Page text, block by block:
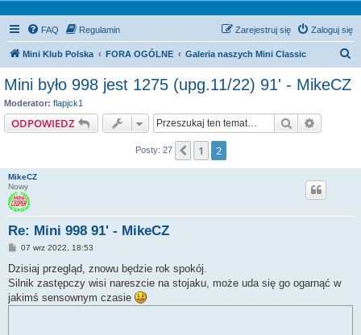
FAQ Regulamin Zaloguj się
Zarejestruj się
Mini Klub Polska FORA OGÓLNE Galeria naszych Mini Classic
Mini było 998 jest 1275 (upg.11/22) 91' - MikeCZ
Moderator: flapjck1
ODPOWIEDZ Szukaj
Posty: 27 Poprzednia
1 2
MikeCZ
Nowy
Re: Mini 998 91' - MikeCZ
P
s
07 wrz 2022, 18:53
Dzisiaj przegląd, znowu będzie rok spokój.
Silnik zastępczy wisi nareszcie na stojaku, może uda się go ogarnąć w
jakimś sensownym czasie